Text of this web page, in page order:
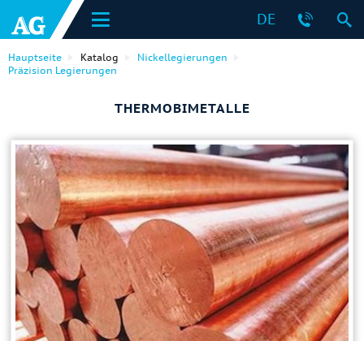
DE
Hauptseite Katalog
Nickellegierungen
Präzision Legierungen
THERMOBIMETALLE